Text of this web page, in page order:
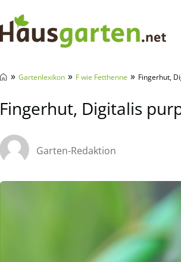
» Gartenlexikon » F wie Fetthenne » Fingerhut,
Fingerhut, Digitalis
Garten-Redaktion